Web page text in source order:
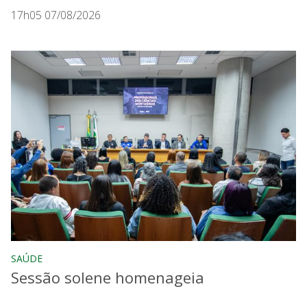
17h05 07/08/2026
SAÚDE
Sessão solene homenageia